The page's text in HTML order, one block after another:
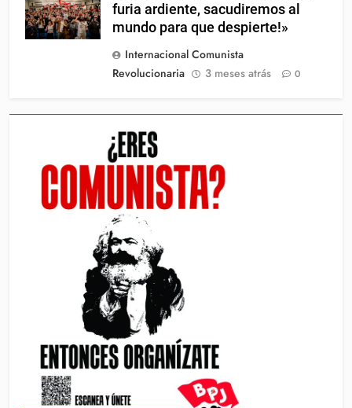
furia ardiente, sacudiremos al
mundo para que despierte!»
Internacional Comunista
Revolucionaria
3 meses atrás 0